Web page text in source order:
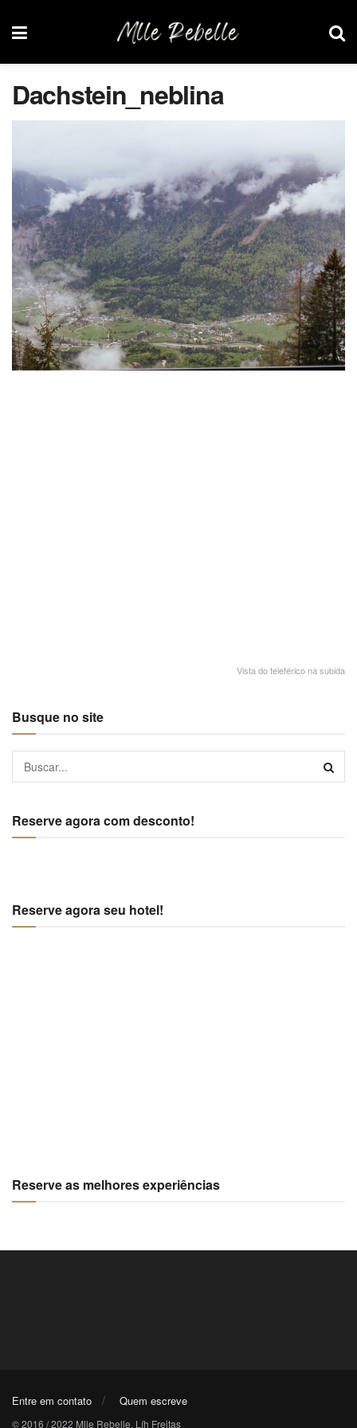
Dachstein_neblina
Vista do teleférico na subida
Busque no site
Reserve agora com desconto!
Reserve agora seu hotel!
Reserve as melhores experiências
Entre em contato Quem escreve
© 2016 / 2022 Mlle Rebelle, Líh Freitas